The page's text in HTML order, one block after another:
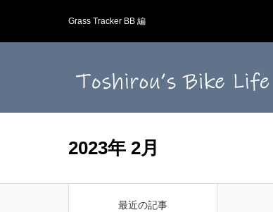
Grass Tracker BB 編
2023年 2月
最近の記事